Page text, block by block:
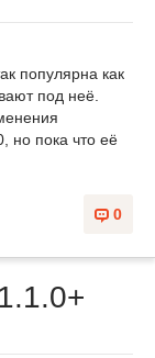
популярна как
под неё.
но пока что её
0